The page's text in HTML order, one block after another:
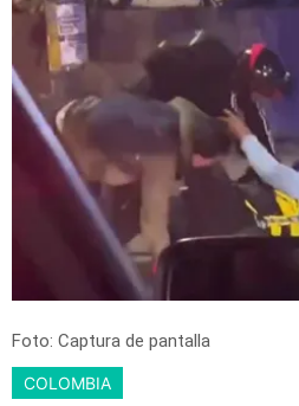
Foto: Captura de pantalla
COLOMBIA